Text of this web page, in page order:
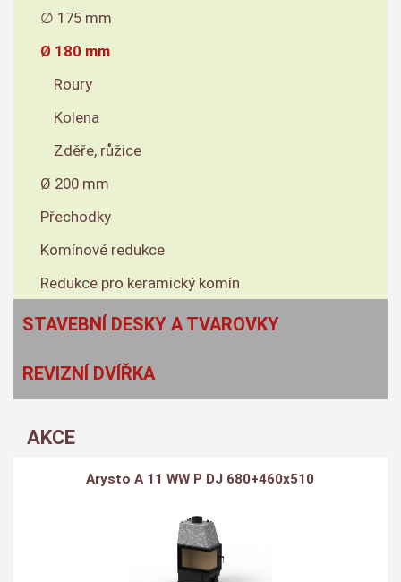
∅ 175 mm
Ø 180 mm
Roury
Kolena
Zděře, růžice
Ø 200 mm
Přechodky
Komínové redukce
Redukce pro keramický komín
STAVEBNÍ DESKY A TVAROVKY
REVIZNÍ DVÍŘKA
AKCE
Arysto A 11 WW P DJ 680+460x510